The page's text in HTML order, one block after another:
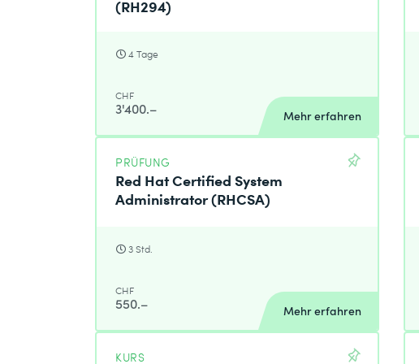
(RH294)
4 Tage
CHF
3'400.– Mehr erfahren
PRÜFUNG
Red Hat Certified System
Administrator (RHCSA)
3 Std.
CHF
550.– Mehr erfahren
KURS